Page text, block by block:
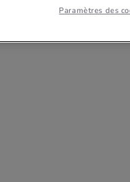
de 2020 ? La
aux repas
Paramètres des